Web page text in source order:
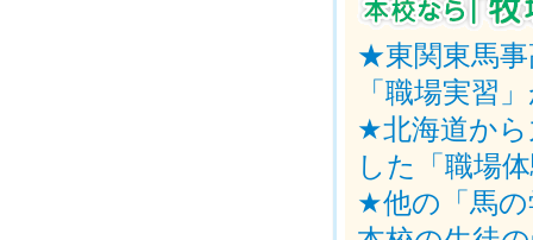
★東関東馬事
「職場実習
★北海道から
した「職場
★他の「馬の